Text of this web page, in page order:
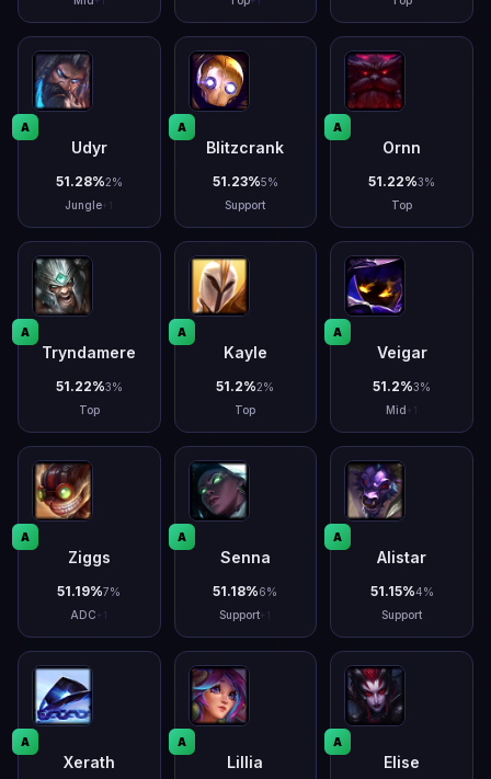
A
Udyr
51.28%2%
Jungle+ 1
A
Blitzcrank
51.23%5%
Support
A
Ornn
51.22%3%
Top
A
Tryndamere
51.22%3%
Top
A
Kayle
51.2%2%
Top
A
Veigar
51.2%3%
Mid+ 1
A
Ziggs
51.19%7%
ADC+ 1
A
Senna
51.18%6%
Support+ 1
A
Alistar
51.15%4%
Support
A
Xerath
A
Lillia
A
Elise